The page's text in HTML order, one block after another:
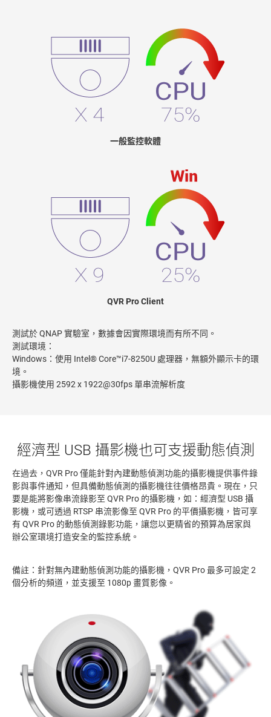
一般監控軟體
QVR Pro Client
測試於 QNAP 實驗室，數據會因實際環境而有所不同。
測試環境：
Windows：使用 Intel® Core™i7-8250U 處理器，無額外顯示卡的環
境。
攝影機使用 2592 x 1922@30fps 單串流解析度
經濟型 USB 攝影機也可支援動態偵測
在過去，QVR Pro 僅能針對內建動態偵測功能的攝影機提供事件錄
影與事件通知，但具備動態偵測的攝影機往往價格昂貴。現在，只
要是能將影像串流錄影至 QVR Pro 的攝影機，如：經濟型 USB 攝
影機，或可透過 RTSP 串流影像至 QVR Pro 的平價攝影機，皆可享
有 QVR Pro 的動態偵測錄影功能，讓您以更精省的預算為居家與
辦公室環境打造安全的監控系統。
備註：針對無內建動態偵測功能的攝影機，QVR Pro 最多可設定 2
個分析的頻道，並支援至 1080p 畫質影像。